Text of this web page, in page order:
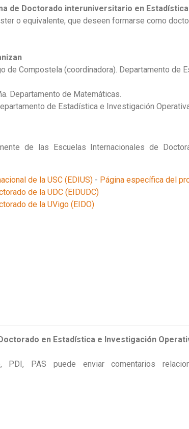
de Doctorado interuniversitario en
o equivalente, que deseen formarse como
de Compostela (coordinadora). Departamento de
Departamento de Matemáticas.
de Estadística e Investigación
de las Escuelas Internacionales de
de la USC (EDIUS) - Página específica del
de la UDC (EIDUDC)
de la UVigo (EIDO)
en Estadística e Investigación
PDI, PAS puede enviar comentarios